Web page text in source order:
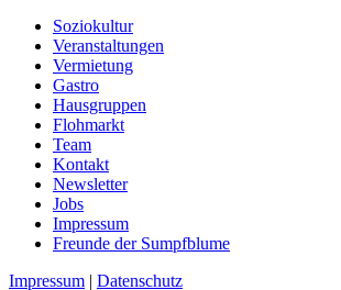
Soziokultur
Veranstaltungen
Vermietung
Gastro
Hausgruppen
Flohmarkt
Team
Kontakt
Newsletter
Jobs
Impressum
Freunde der Sumpfblume
Impressum | Datenschutz